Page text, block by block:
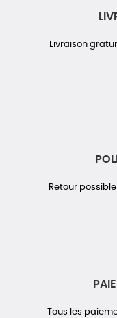
Livraison
Retour
Tous les